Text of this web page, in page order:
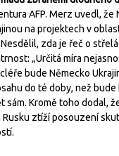
AFP. Merz uvedl, že
na projektech v
zda je řeč o
„Určitá míra
bude Německo
do té doby, než bude
sám. Kromě toho dodal,
ztíží posouzení